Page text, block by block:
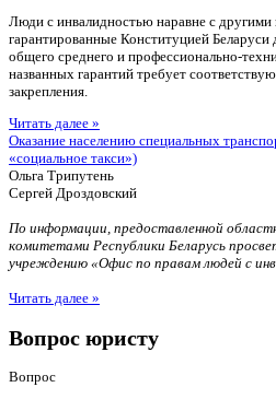
Люди с инвалидностью наравне с
гарантированные Конституцией Беларуси
общего среднего и профессионально-
названных гарантий требует
закрепления.
Читать далее »
Оказание населению специальных
«социальное такси»)
Ольга Трипутень
Сергей Дроздовский
По информации, предоставленной
комитетами Республики Беларусь
учреждению «Офис по правам людей с
Читать далее »
Вопрос юристу
Вопрос